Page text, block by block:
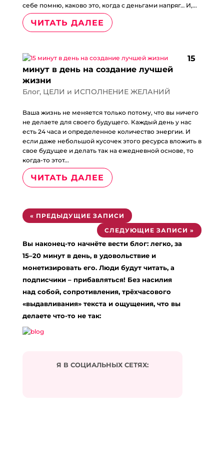
себе помню, каково это, когда с деньгами напряг… И,...
ЧИТАТЬ ДАЛЕЕ
15
минут в день на создание лучшей
жизни
Блог, ЦЕЛИ и ИСПОЛНЕНИЕ ЖЕЛАНИЙ
Ваша жизнь не меняется только потому, что вы ничего
не делаете для своего будущего. Каждый день у нас
есть 24 часа и определенное количество энергии. И
если даже небольшой кусочек этого ресурса вложить в
свое будущее и делать так на ежедневной основе, то
когда-то этот...
ЧИТАТЬ ДАЛЕЕ
« ПРЕДЫДУЩИЕ ЗАПИСИ
СЛЕДУЮЩИЕ ЗАПИСИ »
Вы наконец-то начнёте вести блог: легко, за
15–20 минут в день, в удовольствие и
монетизировать его. Люди будут читать, а
подписчики – прибавляться! Без насилия
над собой, сопротивления, трёхчасового
«выдавливания» текста и ощущения, что вы
делаете что-то не так:
Я В СОЦИАЛЬНЫХ СЕТЯХ: